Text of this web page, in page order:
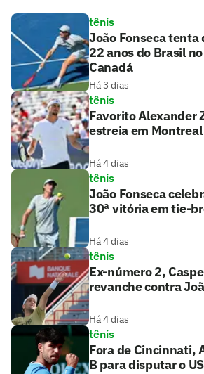
tênis
João Fonseca
22 anos do Brasil
Canadá
Há 3 dias
tênis
Favorito Alexander
estreia em Montreal
Há 4 dias
tênis
João Fonseca
30ª vitória em tie-
Há 4 dias
tênis
Ex-número 2,
revanche contra
Há 4 dias
tênis
Fora de Cincinnati,
B para disputar o